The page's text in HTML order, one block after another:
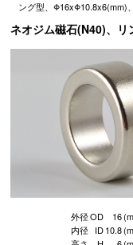
ング型、Φ16xΦ10.8x6(mm)
ネオジム磁石(N40)、
外径OD 16
内径 ID10.8